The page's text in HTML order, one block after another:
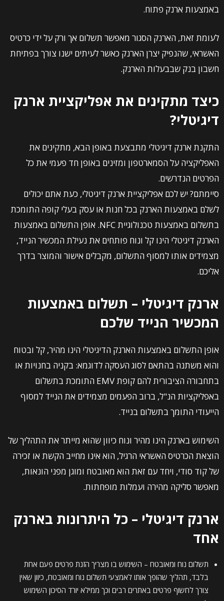
באמצעות ארנק פתוח.
לעומת זאת, הארנק הסגור מאפשר תשלום אך ורק על ידי כרטיס
האשראי, שהנפיק יצרן הארנק כאשר לעיתים ישנו צורך בפתיחת
חשבון בנק שבבעלות הארנק.
כיצד מתקינים את אפליקציית ארנק
דיגיטלי?
התקנת ארנק דיגיטלי מתבצעת באופן הבא, מתקינים את
האפליקציה על הסמארטפון ומזינים באופן חד פעמי את כל
הפרטים הנדרשים.
סיימתם? יש לכם אפליקציית ארנק דיגיטלי, כעת אתם יכולים
לשלם באמצעות הארנק בכל חנות או עסק בעלי קופה התומכת
בתשלום באמצעות טכנולוגיית NFC. אופן התשלום באמצעות
הארנק דיגיטלי הינו קל ונוח פותחים את נעילת המכשיר הנייד,
מצמידים אותו למסוף התשלום, מקבלים אישור והמוצר בדרך
אליכם.
ארנק דיגיטלי – תשלום באמצעות
המכשיר הנייד שלכם
אופן התשלום באמצעות הארנק הדיגיטלי הינו מהיר, קל ובטוח
והוא משתנה בהתאם לסוג העסקה לדוגמא: בקניה בחנויות או
בתחבורה הציבורית להם קופת EMV התומכת בתשלום
באפליקציות הנ"ל, ברוב הפעמים מצמידים את הנייד למסוף
הייעודי התומך בתשלום בנייד.
השימוש בארנק הינו מהיר ונוח כיוון שהוא מייתר את התהליך של
הוצאת הכרטיס האשראי הרגיל, הוא אינו מחייב הקשת או זכירה
של קוד סודי, ויחד עם זאת הוא מאובטח ומוגן מפני הונאות,
מאפשר סליקה מהירה ועמלות מופחתות.
ארנק דיגיטלי – כל היתרונות בארנק
אחד
תשלום נוח ומאובטח – השימוש בו מצריך הזנת פרטים פעם אחת
בלבד, תהליך שהופך אותו לאמצעי תשלום נוח ומאובטח, כיוון שאין
צורך לחשוף פרטים באתרים רבים וכך ממילא יורד הסיכון השימוש